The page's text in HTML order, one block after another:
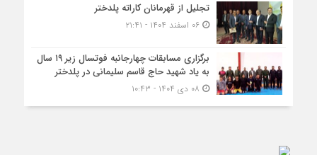
تجلیل از قهرمانان کاراته پلدختر
۰۶ اسفند ۱۴۰۴ - ۲۱:۴۱
برگزاری مسابقات چهارجانبه فوتسال زیر ۱۹ سال
به یاد شهید حاج قاسم سلیمانی در پلدختر